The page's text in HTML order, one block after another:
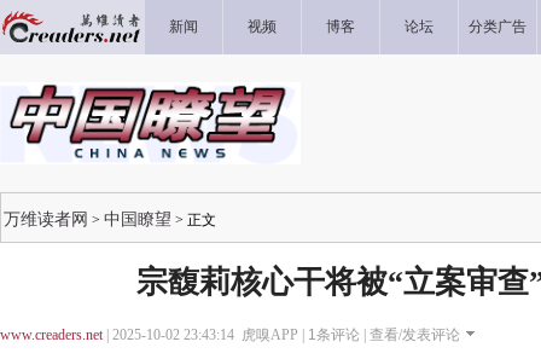
新闻 视频 博客 论坛 分类广告
万维读者网 > 中国瞭望 > 正文
宗馥莉核心干将被“立案审查
www.creaders.net| 2025-10-02 23:43:14 虎嗅APP | 1条评论 | 查看/发表评论